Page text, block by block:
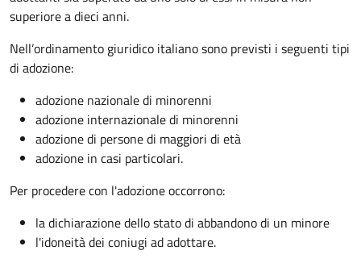
superiore a dieci anni.
Nell’ordinamento giuridico italiano sono previsti i seguenti tipi
di adozione:
adozione nazionale di minorenni
adozione internazionale di minorenni
adozione di persone di maggiori di età
adozione in casi particolari.
Per procedere con l'adozione occorrono:
la dichiarazione dello stato di abbandono di un minore
l'idoneità dei coniugi ad adottare.